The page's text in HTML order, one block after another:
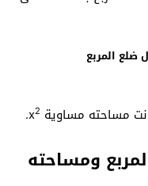
المربع
2
.
ومساحته